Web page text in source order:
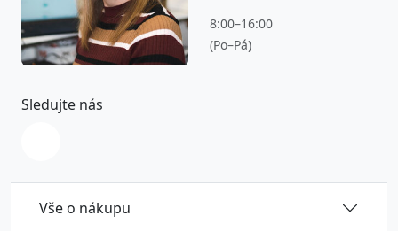
Vše o nákupu
8:00–16:00
(Po–Pá)
Sledujte nás